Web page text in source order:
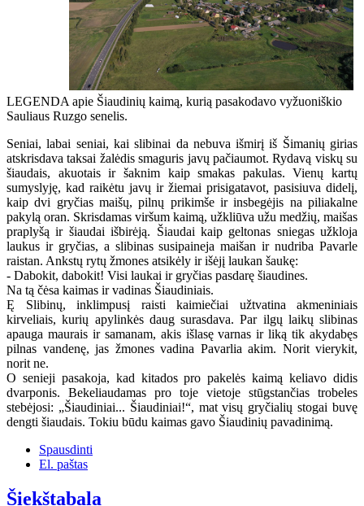
LEGENDA apie Šiaudinių kaimą, kurią pasakodavo vyžuoniškio
Sauliaus Ruzgo senelis.
Seniai, labai seniai, kai slibinai da nebuva išmirį iš Šimanių girias
atskrisdava taksai žalėdis smaguris javų pačiaumot. Rydavą viskų su
šiaudais, akuotais ir šaknim kaip smakas pakulas. Vienų kartų
sumyslyję, kad raikėtu javų ir žiemai prisigatavot, pasisiuva didelį,
kaip dvi gryčias maišų, pilnų prikimše ir insbegėjis na piliakalne
pakylą oran. Skrisdamas viršum kaimą, užkliūva užu medžių, maišas
praplyšą ir šiaudai išbirėją. Šiaudai kaip geltonas sniegas užkloja
laukus ir gryčias, a slibinas susipaineja maišan ir nudriba Pavarle
raistan. Ankstų rytų žmones atsikėly ir išėjį laukan šaukę:
- Dabokit, dabokit! Visi laukai ir gryčias pasdarę šiaudines.
Na tą čėsa kaimas ir vadinas Šiaudiniais.
Ę Slibinų, inklimpusį raisti kaimiečiai užtvatina akmeniniais
kirveliais, kurių apylinkės daug surasdava. Par ilgų laikų slibinas
apauga maurais ir samanam, akis išlasę varnas ir liką tik akydabęs
pilnas vandenę, jas žmones vadina Pavarlia akim. Norit vierykit,
norit ne.
O senieji pasakoja, kad kitados pro pakelės kaimą keliavo didis
dvarponis. Bekeliaudamas pro toje vietoje stūgstančias trobeles
stebėjosi: „Šiaudiniai... Šiaudiniai!“, mat visų gryčialių stogai buvę
dengti šiaudais. Tokiu būdu kaimas gavo Šiaudinių pavadinimą.
Spausdinti
El. paštas
Šiekštabala